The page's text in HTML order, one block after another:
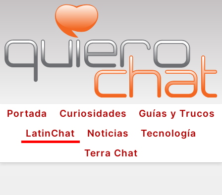
Portada Curiosidades
Guías y Trucos
LatinChat
Noticias
Tecnología
Terra Chat